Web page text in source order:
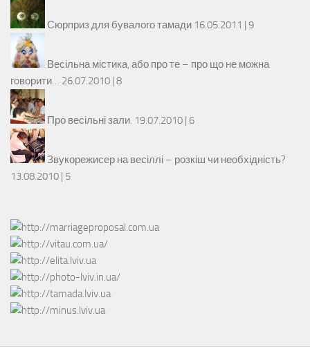
Сюрприз для бувалого тамади 16.05.2011 | 9
Весільна містика, або про те – про що не можна
говорити… 26.07.2010 | 8
Про весільні зали. 19.07.2010 | 6
Звукорежисер на весіллі – розкіш чи необхідність?
13.08.2010 | 5